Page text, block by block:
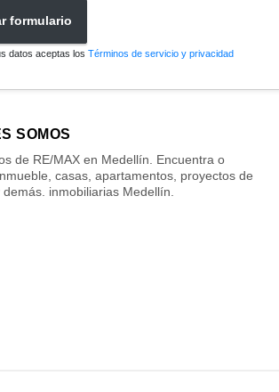
formulario
datos aceptas los Términos de servicio y privacidad
SOMOS
de RE/MAX en Medellín. Encuentra o
casas, apartamentos, proyectos de
inmobiliarias Medellín.